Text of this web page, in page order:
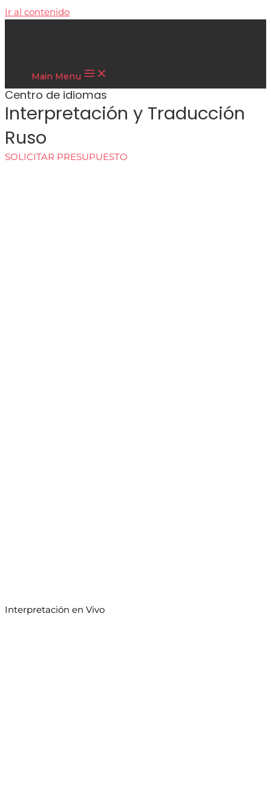
Ir al contenido
Main Menu
Centro de idiomas
Interpretación y Traducción
Ruso
SOLICITAR PRESUPUESTO
Interpretación en Vivo